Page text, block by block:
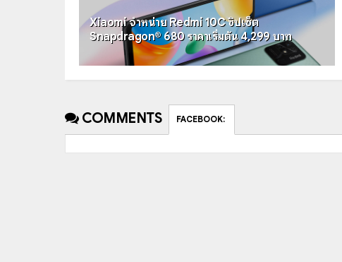
Xiaomi จำหน่าย Redmi 10C ชิปเซ็ต
Snapdragon® 680 ราคาเริ่มต้น 4,299 บาท
COMMENTS FACEBOOK: